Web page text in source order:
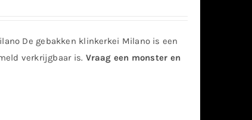
De gebakken klinkerkei Milano is een
verkrijgbaar is. Vraag een monster en